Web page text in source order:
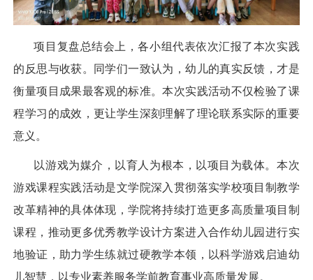
项目复盘总结会上，各小组代表依次汇报了本次实践
的反思与收获。同学们一致认为，幼儿的真实反馈，才是
衡量项目成果最客观的标准。本次实践活动不仅检验了课
程学习的成效，更让学生深刻理解了理论联系实际的重要
意义。
以游戏为媒介，以育人为根本，以项目为载体。本次
游戏课程实践活动是文学院深入贯彻落实学校项目制教学
改革精神的具体体现，学院将持续打造更多高质量项目制
课程，推动更多优秀教学设计方案进入合作幼儿园进行实
地验证，助力学生练就过硬教学本领，以科学游戏启迪幼
儿智慧，以专业素养服务学前教育事业高质量发展。